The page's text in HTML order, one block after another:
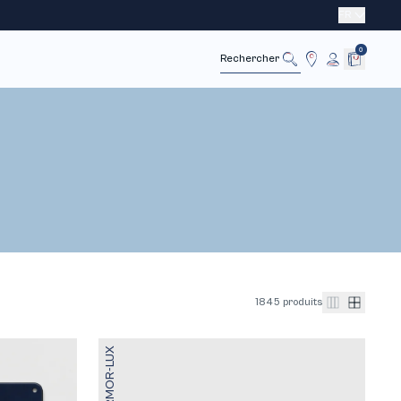
Annuler
Rechercher
0
1845 produits
ARMOR-LUX